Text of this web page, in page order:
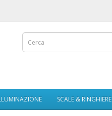
SCALE & RINGHIERE